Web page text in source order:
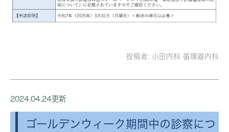
投稿者: 小田内科 循環器内科
2024.04.24更新
ゴールデンウィーク期間中の診察につ